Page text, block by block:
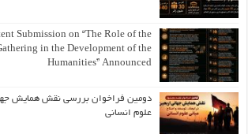
Submission on “The Role of the
in the Development of the
Humanities” Announced
دومین فراخوان بررسی نقش همایش
علوم انسانی